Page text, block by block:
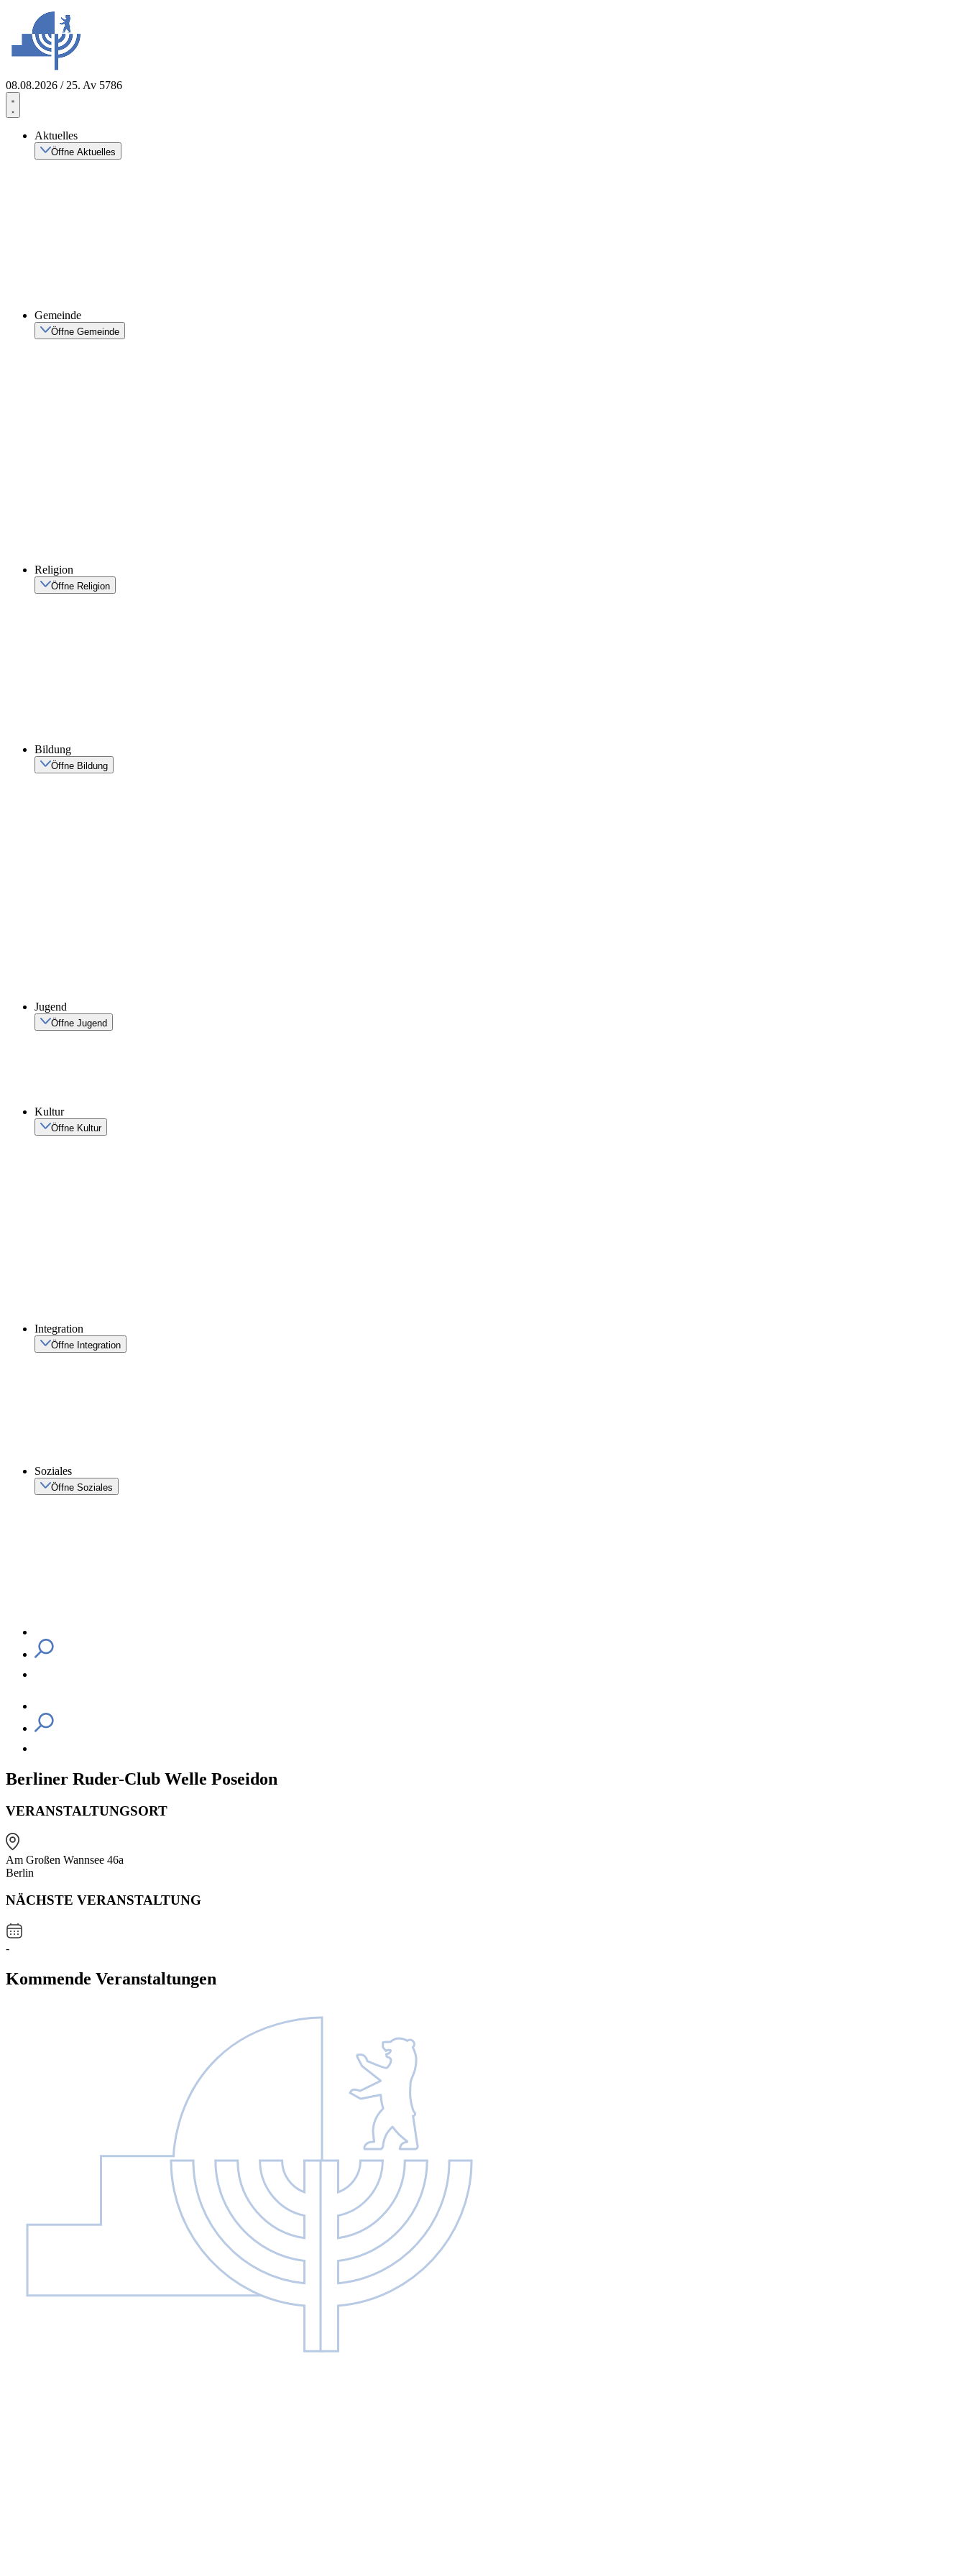
springen
08.08.2026 / 25. Av 5786
Aktuelles
Öffne Aktuelles
Gemeinde
Öffne Gemeinde
Religion
Öffne Religion
Bildung
Öffne Bildung
Jugend
Öffne Jugend
Kultur
Öffne Kultur
Integration
Öffne Integration
Soziales
Öffne Soziales
Berliner Ruder-Club Welle Poseidon
VERANSTALTUNGSORT
Am Großen Wannsee 46a
Berlin
NÄCHSTE VERANSTALTUNG
-
Kommende Veranstaltungen